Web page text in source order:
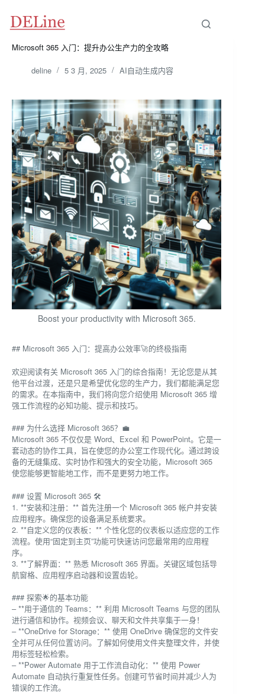
Microsoft 365 入门：提升办公生产力的全攻略
deline 5 3 月, 2025 AI自动生成内容
Boost your productivity with Microsoft 365.
## Microsoft 365 入门：提高办公效率🚀的终极指南
欢迎阅读有关 Microsoft 365 入门的综合指南！无论您是从其
他平台过渡，还是只是希望优化您的生产力，我们都能满足您
的需求。在本指南中，我们将向您介绍使用 Microsoft 365 增
强工作流程的必知功能、提示和技巧。
### 为什么选择 Microsoft 365？💼
Microsoft 365 不仅仅是 Word、Excel 和 PowerPoint。它是一
套动态的协作工具，旨在使您的办公室工作现代化。通过跨设
备的无缝集成、实时协作和强大的安全功能，Microsoft 365
使您能够更智能地工作，而不是更努力地工作。
### 设置 Microsoft 365 🛠️
1. **安装和注册：** 首先注册一个 Microsoft 365 帐户并安装
应用程序。确保您的设备满足系统要求。
2. **自定义您的仪表板：** 个性化您的仪表板以适应您的工作
流程。使用“固定到主页”功能可快速访问您最常用的应用程
序。
3. **了解界面：** 熟悉 Microsoft 365 界面。关键区域包括导
航窗格、应用程序启动器和设置齿轮。
### 探索🌟的基本功能
– **用于通信的 Teams：** 利用 Microsoft Teams 与您的团队
进行通信和协作。视频会议、聊天和文件共享集于一身！
– **OneDrive for Storage：** 使用 OneDrive 确保您的文件安
全并可从任何位置访问。了解如何使用文件夹整理文件，并使
用标签轻松检索。
– **Power Automate 用于工作流自动化：** 使用 Power
Automate 自动执行重复性任务。创建可节省时间并减少人为
错误的工作流。